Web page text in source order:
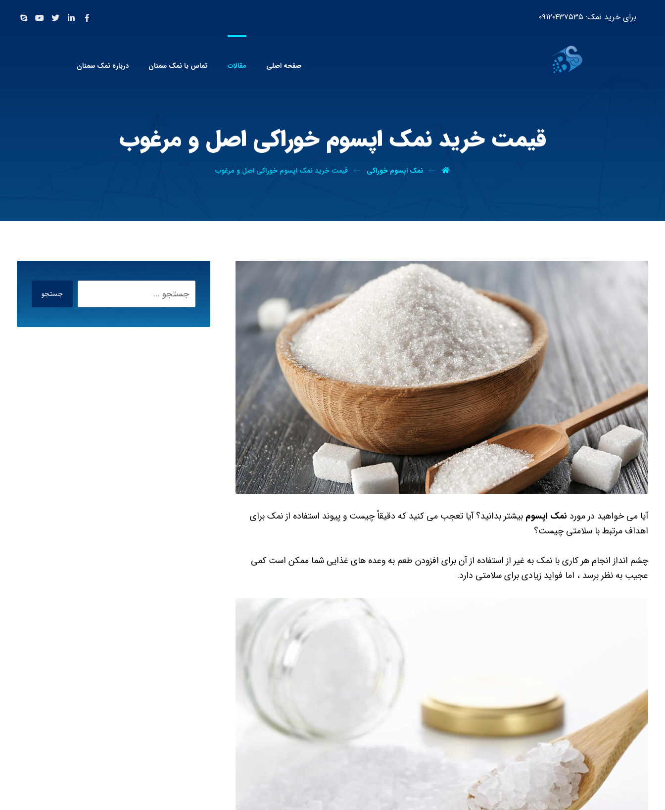
برای خرید نمک: ۰۹۱۲۰۴۳۷۵۳۵
صفحه اصلی مقالات تماس با نمک سمنان درباره نمک سمنان
قیمت خرید نمک اپسوم خوراکی اصل و مرغوب
نمک اپسوم خوراکی قیمت خرید نمک اپسوم خوراکی اصل و مرغوب
آیا می خواهید در مورد نمک اپسوم بیشتر بدانید؟ آیا تعجب می کنید که دقیقاً چیست و پیوند استفاده از نمک برای
اهداف مرتبط با سلامتی چیست؟
چشم انداز انجام هر کاری با نمک به غیر از استفاده از آن برای افزودن طعم به وعده های غذایی شما ممکن است کمی
عجیب به نظر برسد ، اما فواید زیادی برای سلامتی دارد.
جستجو